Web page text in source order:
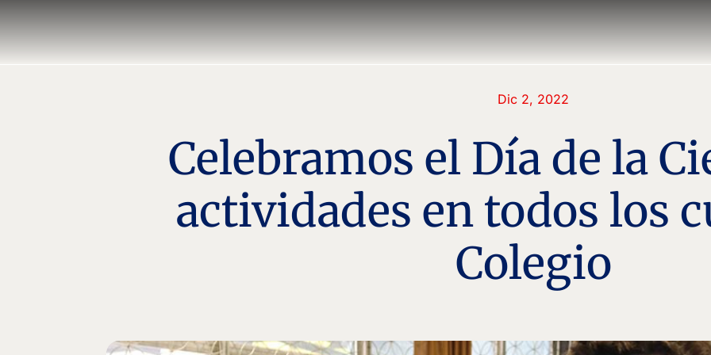
Dic 2, 2022
Celebramos el Día de la
actividades en todos los
Colegio